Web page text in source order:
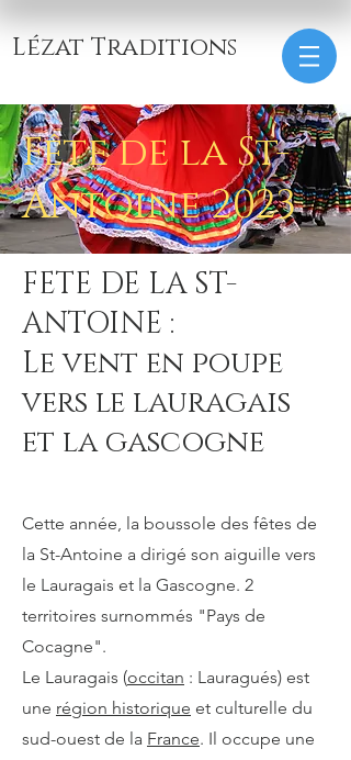
Lézat Traditions
Fête de la St-
Antoine 2023
FETE DE LA ST-
ANTOINE :
Le vent en poupe
vers le lauragais
et la gascogne
Cette année, la boussole des fêtes de
la St-Antoine a dirigé son aiguille vers
le Lauragais et la Gascogne. 2
territoires surnommés "Pays de
Cocagne".
Le Lauragais (occitan : Lauragués) est
une région historique et culturelle du
sud-ouest de la France. Il occupe une